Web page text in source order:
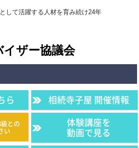
して活躍する人材を育み続け24年
ザー協議会
ら 相続寺子屋 開催情報
との
い
体験講座を
動画で見る